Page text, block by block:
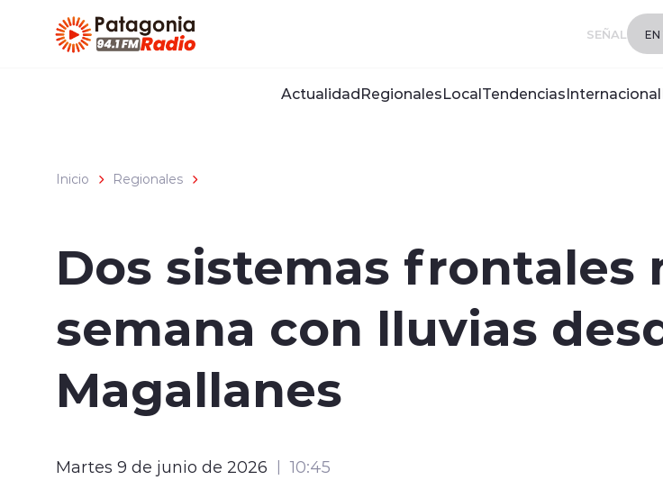
SEÑAL
ActualidadRegionalesLocalTendenciasInternacional
Inicio Regionales
Dos sistemas frontales
semana con lluvias
Magallanes
Martes 9 de junio de 2026 10:45